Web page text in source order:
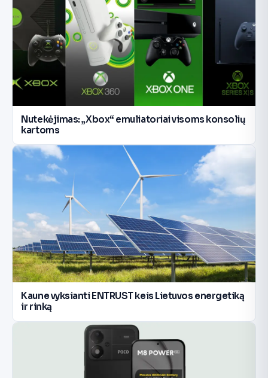
Nutekėjimas: „Xbox“ emuliatoriai visoms konsolių
kartoms
Kaune vyksianti ENTRUST keis Lietuvos energetiką
ir rinką